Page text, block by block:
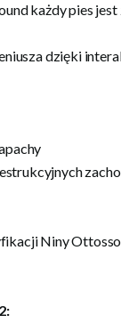
każdy pies
dzięki
Niny